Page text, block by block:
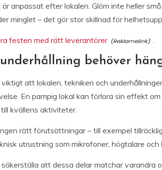
anpassat efter lokalen. Glöm inte heller
minglet – det gör stor skillnad för
festen med rätt leverantörer .
behöver
att lokalen, tekniken och
En pampig lokal kan förlora sin effekt
kvällens aktiviteter.
rätt förutsättningar – till exempel
utrustning som mikrofoner, högtalare och
att dessa delar matchar varandra